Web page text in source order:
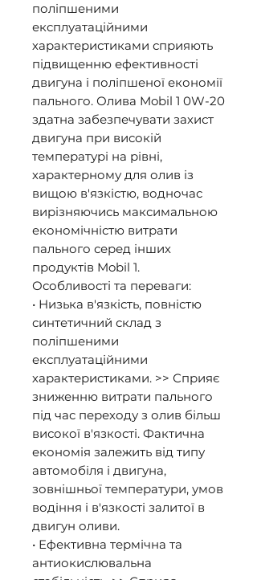
поліпшеними
експлуатаційними
характеристиками сприяють
підвищенню ефективності
двигуна і поліпшеної економії
пального. Олива Mobil 1 0W-20
здатна забезпечувати захист
двигуна при високій
температурі на рівні,
характерному для олив із
вищою в'язкістю, водночас
вирізняючись максимальною
економічністю витрати
пального серед інших
продуктів Mobil 1.
Особливості та переваги:
• Низька в'язкість, повністю
синтетичний склад з
поліпшеними
експлуатаційними
характеристиками. >> Сприяє
зниженню витрати пального
під час переходу з олив більш
високої в'язкості. Фактична
економія залежить від типу
автомобіля і двигуна,
зовнішньої температури, умов
водіння і в'язкості залитої в
двигун оливи.
• Ефективна термічна та
антиокислювальна